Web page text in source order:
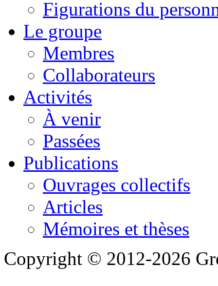
Figurations du
Le groupe
Membres
Collaborateurs
Activités
À venir
Passées
Publications
Ouvrages collectifs
Articles
Mémoires et thèses
Copyright © 2012-2026